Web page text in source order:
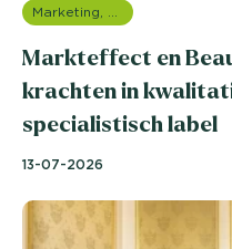
Markteffect en
krachten in
specialistisch label
13-07-2026